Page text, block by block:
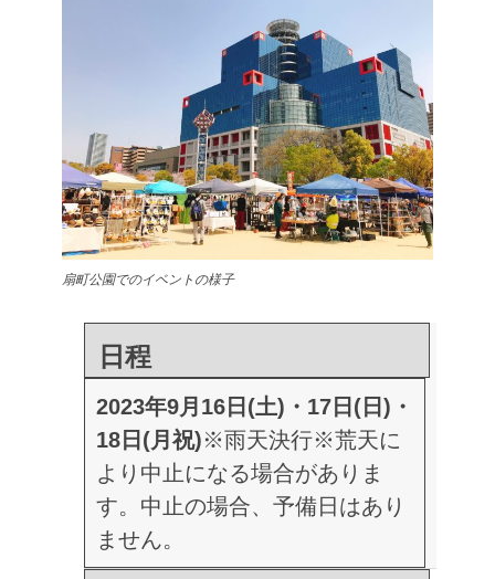
扇町公園でのイベントの様子
日程
2023年9月16日(土)・17日(日)・
18日(月祝)※雨天決行※荒天に
より中止になる場合がありま
す。中止の場合、予備日はあり
ません。